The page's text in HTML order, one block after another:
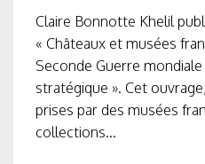
Claire Bonnotte Khelil
« Châteaux et musées
Seconde Guerre
stratégique ». Cet
prises par des musées
collections...